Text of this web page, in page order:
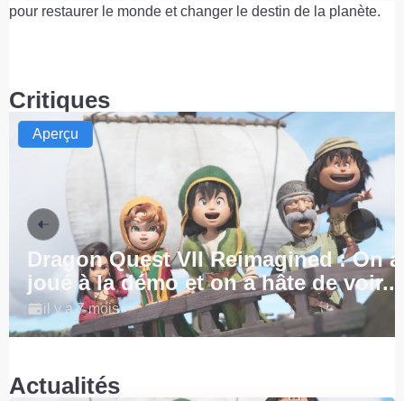
pour restaurer le monde et changer le destin de la planète.
Critiques
Aperçu
Dragon Quest VII Reimagined : On a
joué à la démo et on a hâte de voir...
il y a 7 mois
Actualités